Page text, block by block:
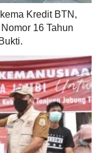
Kredit BTN,
16 Tahun